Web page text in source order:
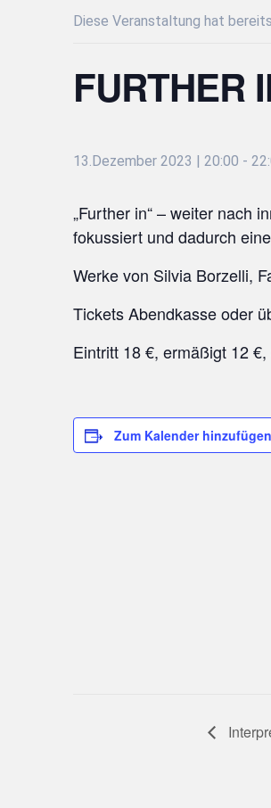
Diese Veranstaltung hat
FURTHER
13.Dezember 2023 | 20:00 -
„Further in“ – weiter nach
fokussiert und dadurch
Werke von Silvia Borzelli,
Tickets Abendkasse oder
Eintritt 18 €, ermäßigt 12
Zum Kalender hinzufügen